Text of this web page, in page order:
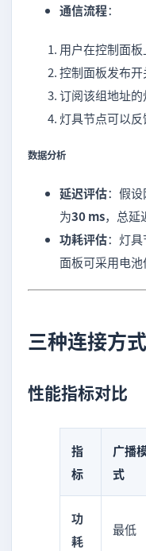
通信流程：
用户在控制面板
控制面板发布开
订阅该组地址的
灯具节点可以反
数据分析
延迟评估：假
为30 ms，总延
功耗评估：灯
面板可采用电
三种连接方
性能指标对比
指
标
广播
式
功
耗
最低